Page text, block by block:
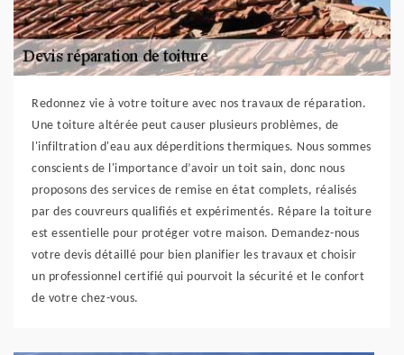
Redonnez vie à votre toiture avec nos travaux de réparation.
Une toiture altérée peut causer plusieurs problèmes, de
l'infiltration d'eau aux déperditions thermiques. Nous sommes
conscients de l'importance d’avoir un toit sain, donc nous
proposons des services de remise en état complets, réalisés
par des couvreurs qualifiés et expérimentés. Répare la toiture
est essentielle pour protéger votre maison. Demandez-nous
votre devis détaillé pour bien planifier les travaux et choisir
un professionnel certifié qui pourvoit la sécurité et le confort
de votre chez-vous.